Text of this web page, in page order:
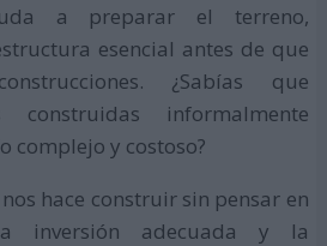
a preparar el terreno,
esencial antes de que
¿Sabías que
construidas informalmente
complejo y costoso?
hace construir sin pensar en
inversión adecuada y la